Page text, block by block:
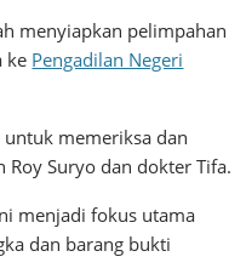
menyiapkan pelimpahan
ke Pengadilan Negeri
memeriksa dan
Suryo dan dokter Tifa.
menjadi fokus utama
dan barang bukti